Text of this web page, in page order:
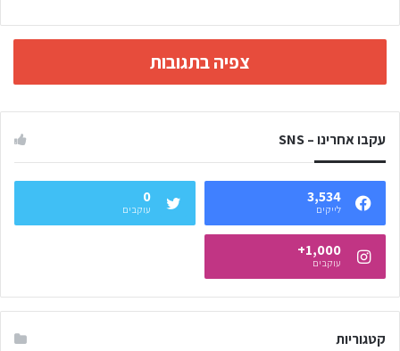
צפיה בתגובות
עקבו אחרינו – SNS
3,534
לייקים
0
עוקבים
1,000+
עוקבים
קטגוריות